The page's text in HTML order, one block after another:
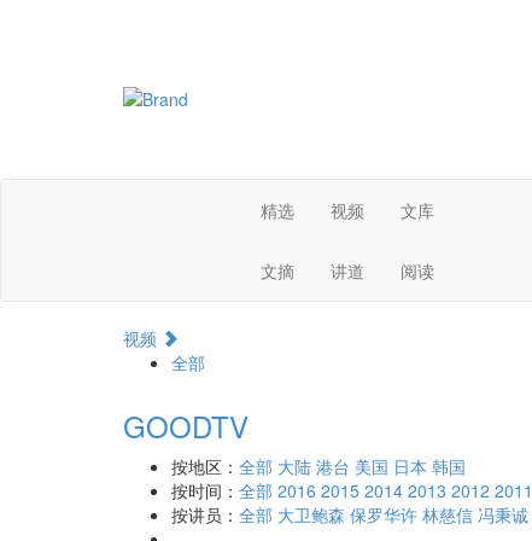
精选 视频 文库
文摘 讲道 阅读
视频
全部
GOODTV
按地区： 全部 大陆 港台 美国 日本 韩国
按时间： 全部 2016 2015 2014 2013 2012 2011
按讲员： 全部 大卫鲍森 保罗华许 林慈信 冯秉诚